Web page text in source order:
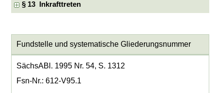
§ 13 Inkrafttreten
Fundstelle und systematische Gliederungsnummer
SächsABl. 1995 Nr. 54, S. 1312
Fsn-Nr.: 612-V95.1